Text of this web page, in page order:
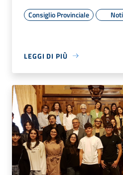
Consiglio Provinciale
LEGGI DI PIÙ